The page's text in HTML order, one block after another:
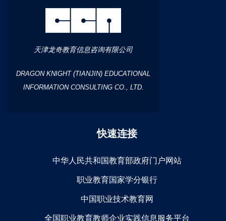
天津龙奇教育信息咨询有限公司
DRAGON KNIGHT (TIANJIN) EDUCATIONAL
INFORMATION CONSULTING CO., LTD.
快速连接
中华人民共和国教育部政府门户网站
职业教育国家学分银行
中国职业技术教育网
全国职业教育教师企业实践信息服务平台